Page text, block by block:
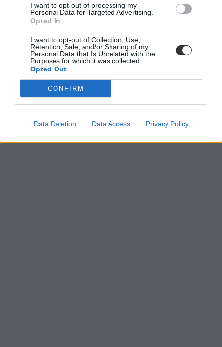
I want to opt-out of processing my
Personal Data for Targeted Advertising.
Opted In
I want to opt-out of Collection, Use,
Retention, Sale, and/or Sharing of my
Personal Data that Is Unrelated with the
Purposes for which it was collected.
Opted Out
CONFIRM
Data Deletion Data Access Privacy Policy